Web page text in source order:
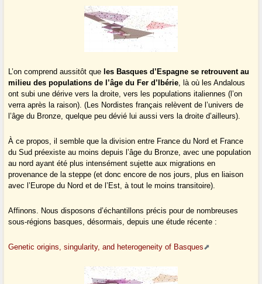
L’on comprend aussitôt que les Basques d’Espagne se retrouvent au
milieu des populations de l’âge du Fer d’Ibérie, là où les Andalous
ont subi une dérive vers la droite, vers les populations italiennes (l’on
verra après la raison). (Les Nordistes français relèvent de l’univers de
l’âge du Bronze, quelque peu dévié lui aussi vers la droite d’ailleurs).
À ce propos, il semble que la division entre France du Nord et France
du Sud préexiste au moins depuis l’âge du Bronze, avec une population
au nord ayant été plus intensément sujette aux migrations en
provenance de la steppe (et donc encore de nos jours, plus en liaison
avec l’Europe du Nord et de l’Est, à tout le moins transitoire).
Affinons. Nous disposons d’échantillons précis pour de nombreuses
sous-régions basques, désormais, depuis une étude récente :
Genetic origins, singularity, and heterogeneity of Basques